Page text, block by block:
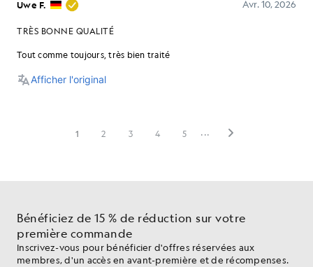
Bénéficiez de 15 % de réduction sur votre
première commande
Inscrivez-vous pour bénéficier d'offres réservées aux
membres, d'un accès en avant-première et de récompenses.